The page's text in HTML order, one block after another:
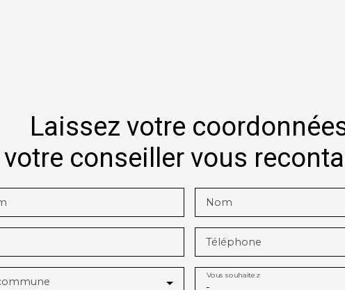
Laissez votre
votre conseiller vous
Nom
Téléphone
-
Vous souhaitez